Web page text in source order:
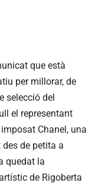
que està
per millorar, de
selecció del
el representant
Chanel, una
de petita a
quedat la
de Rigoberta